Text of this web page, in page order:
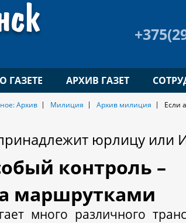
О ГАЗЕТЕ АРХИВ ГАЗЕТ
Архив Милиция Архив милиция
Если
юрлицу или
контроль –
маршрутками
много различного